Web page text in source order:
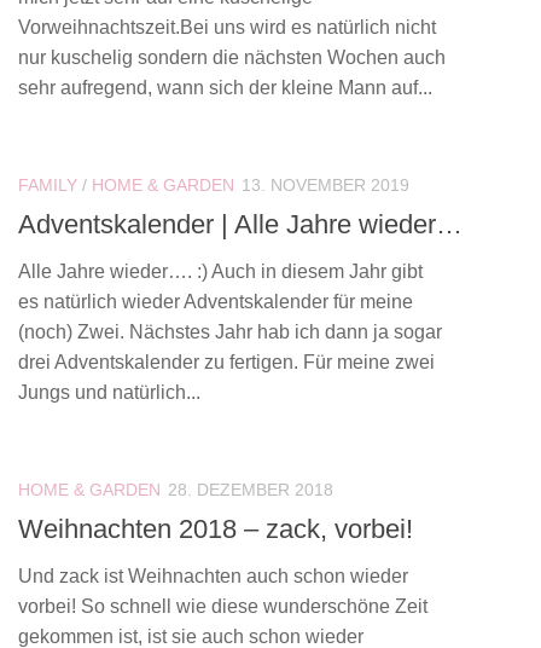
Vorweihnachtszeit.Bei uns wird es natürlich nicht
nur kuschelig sondern die nächsten Wochen auch
sehr aufregend, wann sich der kleine Mann auf...
FAMILY / HOME & GARDEN 13. NOVEMBER 2019
Adventskalender | Alle Jahre wieder…
Alle Jahre wieder…. :) Auch in diesem Jahr gibt
es natürlich wieder Adventskalender für meine
(noch) Zwei. Nächstes Jahr hab ich dann ja sogar
drei Adventskalender zu fertigen. Für meine zwei
Jungs und natürlich...
HOME & GARDEN 28. DEZEMBER 2018
Weihnachten 2018 – zack, vorbei!
Und zack ist Weihnachten auch schon wieder
vorbei! So schnell wie diese wunderschöne Zeit
gekommen ist, ist sie auch schon wieder